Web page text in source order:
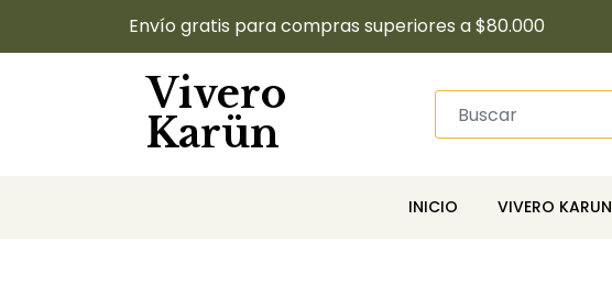
Envío gratis para compras superiores a $80.000
Vivero
Karün
INICIO VIVERO KARUN